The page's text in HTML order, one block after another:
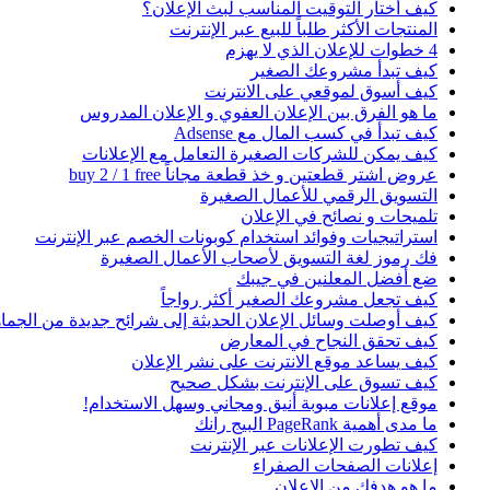
كيف أختار التوقيت المناسب لبث الإعلان؟
المنتجات الأكثر طلباً للبيع عبر الإنترنت
4 خطوات للإعلان الذي لا يهزم
كيف تبدأ مشروعك الصغير
كيف أسوق لموقعي على الانترنت
ما هو الفرق بين الإعلان العفوي و الإعلان المدروس
كيف تبدأ في كسب المال مع Adsense
كيف يمكن للشركات الصغيرة التعامل مع الإعلانات
عروض اشتر قطعتين و خذ قطعة مجاناً buy 2 / 1 free
التسويق الرقمي للأعمال الصغيرة
تلميحات و نصائح في الإعلان
استراتيجيات وفوائد استخدام كوبونات الخصم عبر الإنترنت
فك رموز لغة التسويق لأصحاب الأعمال الصغيرة
ضع أفضل المعلنين في جيبك
كيف تجعل مشروعك الصغير أكثر رواجاً
كيف أوصلت وسائل الإعلان الحديثة إلى شرائح جديدة من
كيف تحقق النجاح في المعارض
كيف يساعد موقع الانترنت على نشر الإعلان
كيف تسوق على الإنترنت بشكل صحيح
موقع إعلانات مبوبة أنيق ومجاني وسهل الاستخدام!
ما مدى أهمية PageRank البيج رانك
كيف تطورت الإعلانات عبر الإنترنت
إعلانات الصفحات الصفراء
ما هو هدفك من الإعلان